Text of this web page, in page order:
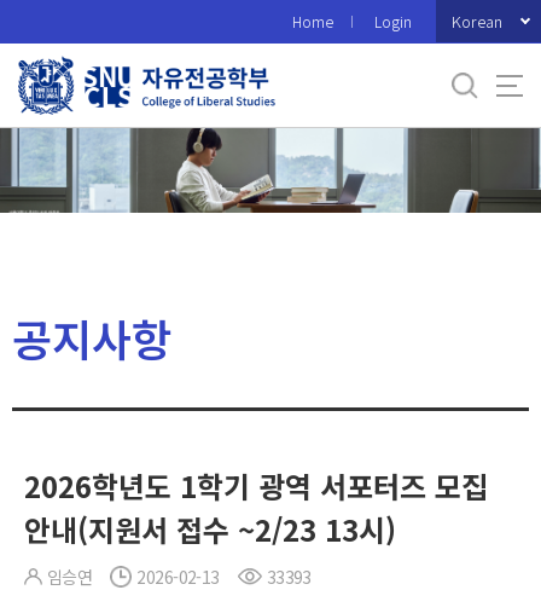
로
메
Home Login Korean
공지사항
2026학년도 1학기 광역 서포터즈 모집
안내(지원서 접수 ~2/23 13시)
임승연 2026-02-13 33393